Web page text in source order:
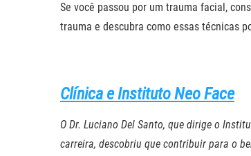
Se você passou por um trauma facial,
trauma e descubra como essas técnicas
Clínica e Instituto Neo Face
O Dr. Luciano Del Santo, que dirige o
carreira, descobriu que contribuir para o